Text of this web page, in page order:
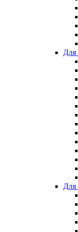
Для
Для